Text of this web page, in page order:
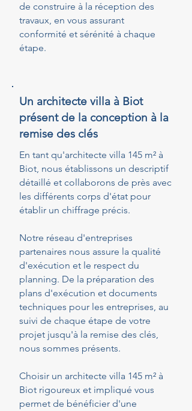
de construire à la réception des
travaux, en vous assurant
conformité et sérénité à chaque
étape.
Un architecte villa à Biot
présent de la conception à la
remise des clés
En tant qu'architecte villa 145 m² à
Biot, nous établissons un descriptif
détaillé et collaborons de près avec
les différents corps d'état pour
établir un chiffrage précis.
Notre réseau d'entreprises
partenaires nous assure la qualité
d'exécution et le respect du
planning. De la préparation des
plans d'exécution et documents
techniques pour les entreprises, au
suivi de chaque étape de votre
projet jusqu'à la remise des clés,
nous sommes présents.
Choisir un architecte villa 145 m² à
Biot rigoureux et impliqué vous
permet de bénéficier d'une